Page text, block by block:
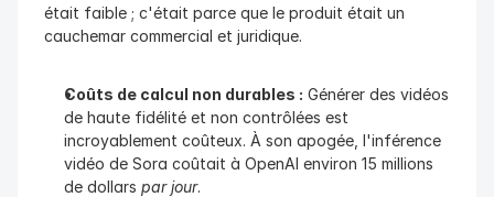
était faible ; c'était parce que le produit était un
cauchemar commercial et juridique.
Coûts de calcul non durables : Générer des vidéos
de haute fidélité et non contrôlées est
incroyablement coûteux. À son apogée, l'inférence
vidéo de Sora coûtait à OpenAI environ 15 millions
de dollars par jour.